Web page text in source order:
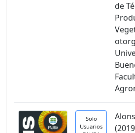
de
Solo
Usuarios